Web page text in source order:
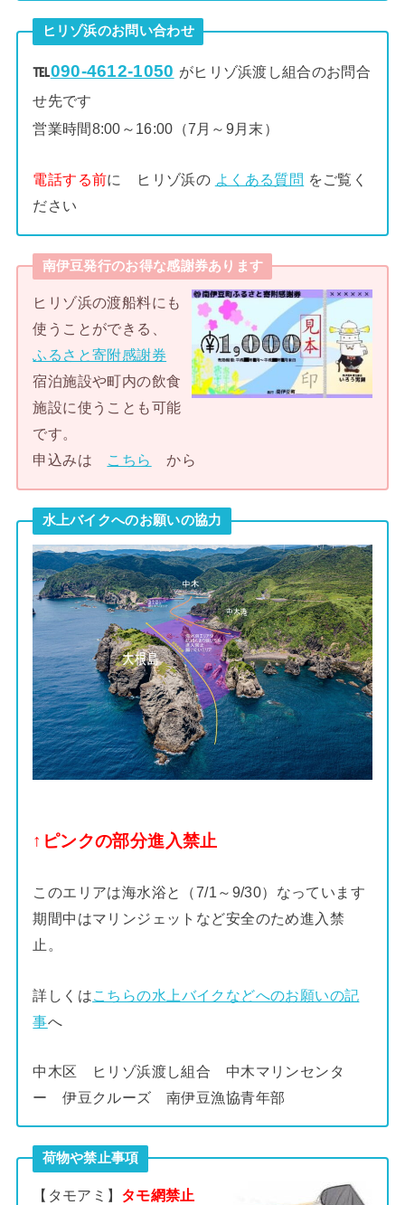
ヒリゾ浜のお問い合わせ
℡090-4612-1050 がヒリゾ浜渡し組合のお問合
せ先です
営業時間8:00～16:00（7月～9月末）
電話する前に ヒリゾ浜の よくある質問 をご覧く
ださい
南伊豆発行のお得な感謝券あります
ヒリゾ浜の渡船料にも
使うことができる、
ふるさと寄附感謝券
宿泊施設や町内の飲食
施設に使うことも可能
です。
申込みは こちら から
水上バイクへのお願いの協力
↑ピンクの部分進入禁止
このエリアは海水浴と（7/1～9/30）なっています
期間中はマリンジェットなど安全のため進入禁
止。
詳しくはこちらの水上バイクなどへのお願いの記
事へ
中木区 ヒリゾ浜渡し組合 中木マリンセンタ
ー 伊豆クルーズ 南伊豆漁協青年部
荷物や禁止事項
【タモアミ】 タモ網禁止